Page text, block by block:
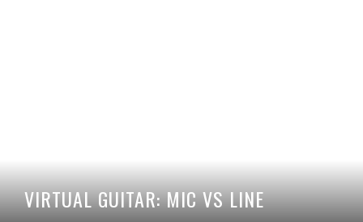
VIRTUAL GUITAR: MIC VS LINE